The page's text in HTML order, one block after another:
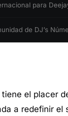
para
de DJ’s
tiene el placer
a redefinir